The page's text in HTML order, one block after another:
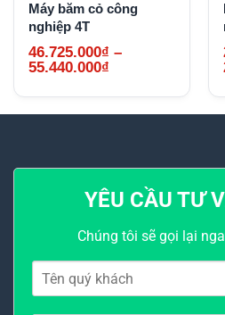
Máy băm cỏ công
nghiệp 4T
46.725.000₫ –
55.440.000₫Khoảng
từ
46.725.000₫
YÊU CẦU TƯ
Chúng tôi sẽ gọi lại